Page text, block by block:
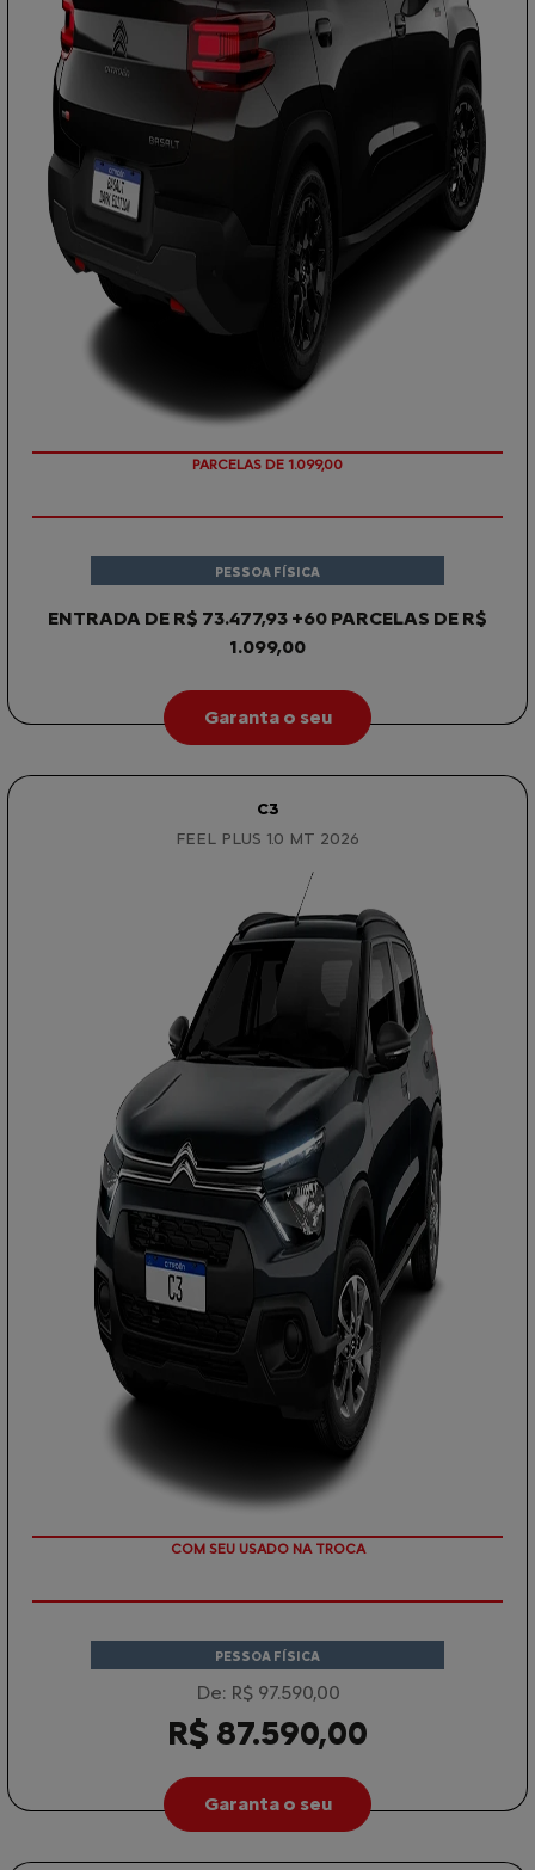
PARCELAS DE 1.099,00
ENTRADA DE R$ 73.477,93 +60 PARCELAS DE R$
1.099,00
PESSOA FÍSICA
Garanta o seu
C3
FEEL PLUS 1.0 MT 2026
TAXA ZERO
PESSOA FÍSICA
De: R$ 97.590,00
R$ 87.590,00
Garanta o seu